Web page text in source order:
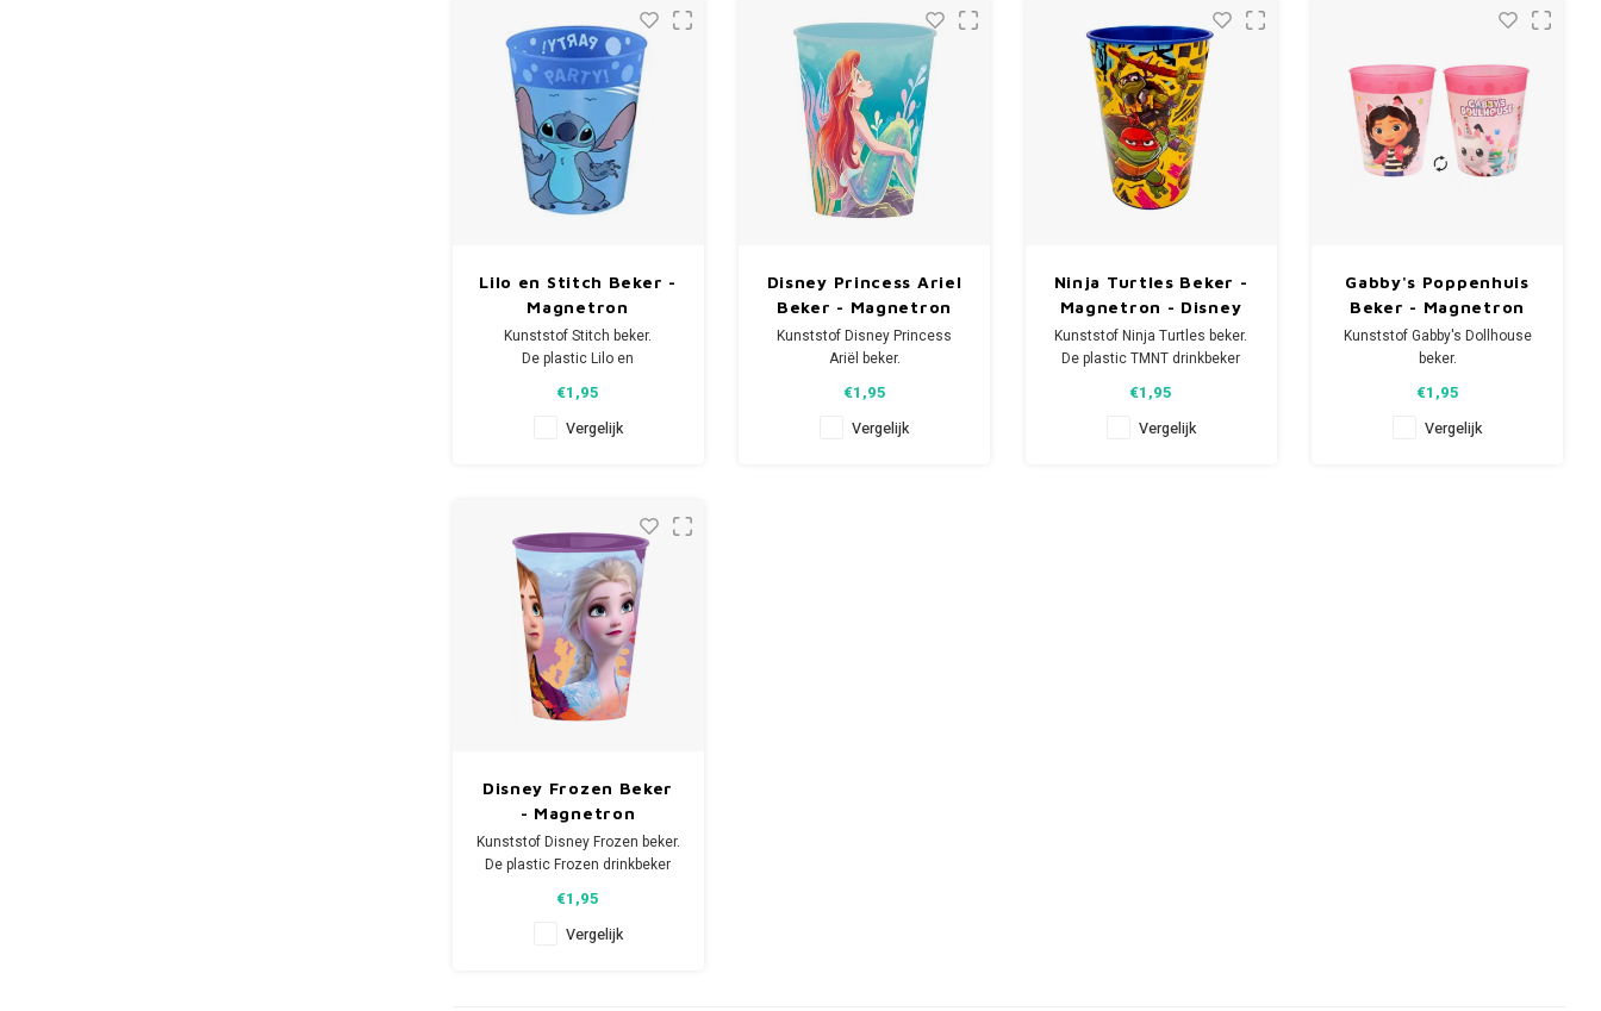
Vaatwasser bestendig.
Traktatie Tip: Gebruik
deze beker op
een Cars kinderfeestje. Als de
feest
Let op: dit artikel is niet
geschikt voor de vaatwasser.
Eenvoudig af te spoelen onder
de kra
Let op: dit artikel is niet
geschikt voor de vaatwasser.
Eenvoudig af te spoelen onder
de kra
Magnetron: max 2 minuten op
geschikt voor de vaatwasser.
Een
Lilo en Stitch Beker -
Magnetron
Kunststof Stitch beker.
De plastic Lilo en
inhoud van 250 ml en is
geschikt voor de magnetron.
Vaatwasser bestendig.
Traktatie Tip: Gebruik
deze beker op
een Stitch kinderfeestje. Als d
€1,95
Vergelijk
Disney Princess Ariel
Beker - Magnetron
Kunststof Disney Princess
Ariël beker.
inhoud van 260 ml en is
geschikt voor in de magnetron
€1,95
Vergelijk
Ninja Turtles Beker -
Magnetron - Disney
Kunststof Ninja Turtles beker.
De plastic TMNT drinkbeker
en is geschikt voor de
magnetron.
€1,95
Vergelijk
Gabby's Poppenhuis
Beker - Magnetron
Kunststof Gabby's Dollhouse
beker.
heeft een inhoud van 250 ml
en is geschikt voor de
€1,95
Vergelijk
Disney Frozen Beker
- Magnetron
Kunststof Disney Frozen beker.
De plastic Frozen drinkbeker
van Elsa en Anna.
De beker heeft een inhoud van
€1,95
Vergelijk